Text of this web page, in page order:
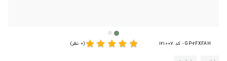
GP-2FXFAH - کد 121007 star
star
star
star
star(0 نظر)